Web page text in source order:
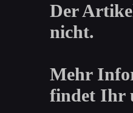
Der
nicht.
Mehr
findet Ihr